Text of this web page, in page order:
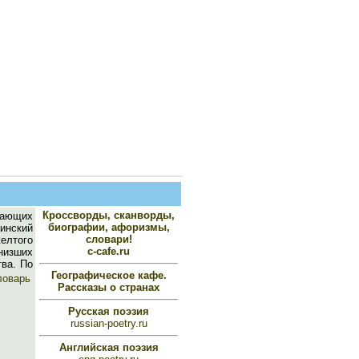
По
Кроссворды, сканворды,
биографии, афоризмы,
словари!
c-cafe.ru
Географическое кафе.
Рассказы о странах
Русская поэзия
russian-poetry.ru
Английская поэзия